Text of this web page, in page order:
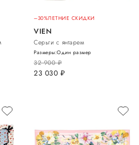
–30%ЛЕТНИЕ СКИДКИ
VIEN
Серьги с янтарем
32 900руб.
23 030 руб.
Размеры:Один размер